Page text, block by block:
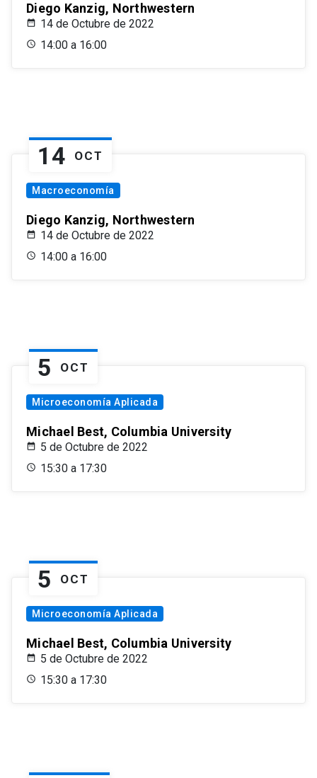
Diego Kanzig, Northwestern
14 de Octubre de 2022
14:00 a 16:00
14 OCT
Macroeconomía
Diego Kanzig, Northwestern
14 de Octubre de 2022
14:00 a 16:00
5 OCT
Microeconomía Aplicada
Michael Best, Columbia University
5 de Octubre de 2022
15:30 a 17:30
5 OCT
Microeconomía Aplicada
Michael Best, Columbia University
5 de Octubre de 2022
15:30 a 17:30